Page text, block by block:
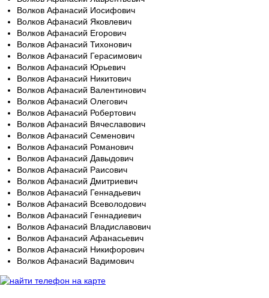
Волков Афанасий Иосифович
Волков Афанасий Яковлевич
Волков Афанасий Егорович
Волков Афанасий Тихонович
Волков Афанасий Герасимович
Волков Афанасий Юрьевич
Волков Афанасий Никитович
Волков Афанасий Валентинович
Волков Афанасий Олегович
Волков Афанасий Робертович
Волков Афанасий Вячеславович
Волков Афанасий Семенович
Волков Афанасий Романович
Волков Афанасий Давыдович
Волков Афанасий Раисович
Волков Афанасий Дмитриевич
Волков Афанасий Геннадьевич
Волков Афанасий Всеволодович
Волков Афанасий Геннадиевич
Волков Афанасий Владиславович
Волков Афанасий Афанасьевич
Волков Афанасий Никифорович
Волков Афанасий Вадимович